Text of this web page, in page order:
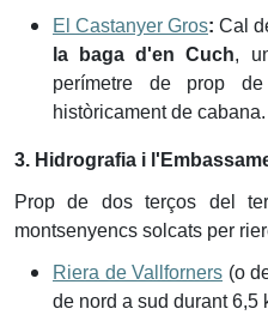
El Castanyer Gros: Cal
la baga d'en Cuch,
perímetre de prop
històricament de cabana.
3. Hidrografia i
Prop de dos terços del
montsenyencs solcats per
Riera de Vallforners (o
de nord a sud durant 6,5